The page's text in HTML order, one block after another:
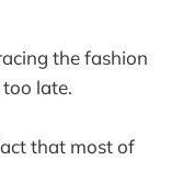
the fashion
late.
that most of